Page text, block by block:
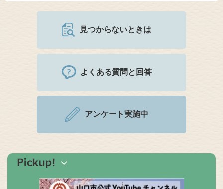
見つからないときは
よくある質問と回答
アンケート実施中